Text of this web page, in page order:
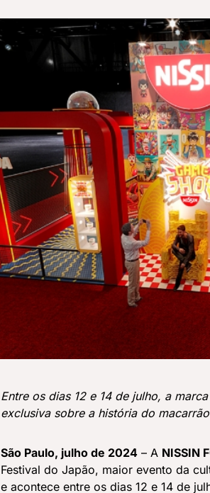
Entre os dias 12 e 14 de julho, a
exclusiva sobre a história do
São Paulo, julho de 2024 – A NISSIN
Festival do Japão, maior evento da
e acontece entre os dias 12 e 14 de